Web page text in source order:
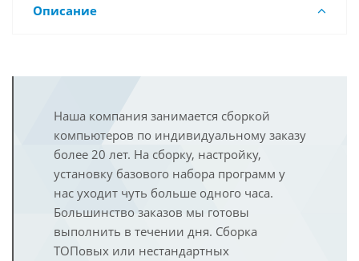
Описание
Наша компания занимается сборкой
компьютеров по индивидуальному заказу
более 20 лет. На сборку, настройку,
установку базового набора программ у
нас уходит чуть больше одного часа.
Большинство заказов мы готовы
выполнить в течении дня. Сборка
ТОПовых или нестандартных